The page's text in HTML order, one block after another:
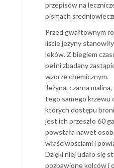
przepisów na
pismach
Przed gwałtownym
liście jeżyny
leków. Z biegiem
pełni zbadany
wzorze chemicznym.
Jeżyna, czarna
tego samego krzewu
których dostępu
jest ich przeszło 60
powstała nawet
właściwościami i
Dzięki niej udało się
pozbawione kolców i